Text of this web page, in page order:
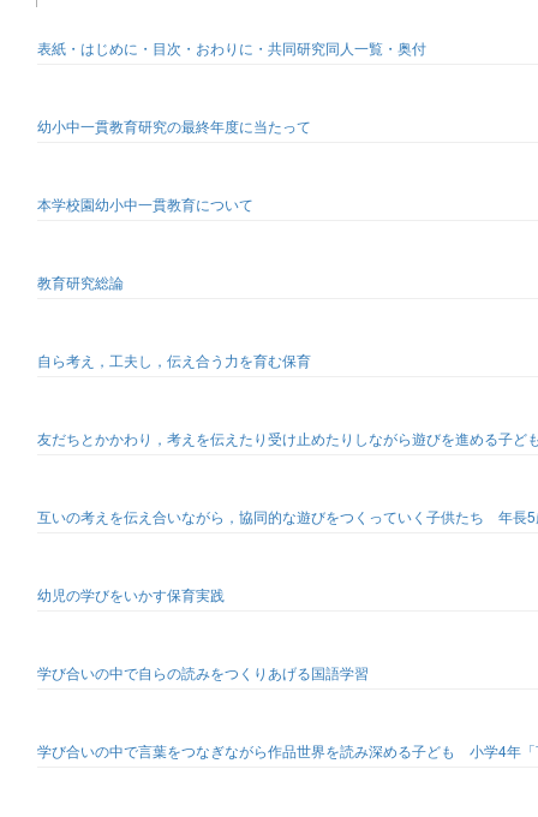
表紙・はじめに・目次・おわりに・共同研究同人一覧・奥付
幼小中一貫教育研究の最終年度に当たって
本学校園幼小中一貫教育について
教育研究総論
自ら考え，工夫し，伝え合う力を育む保育
友だちとかかわり，考えを伝えたり受け止めたりしながら遊びを進める子
互いの考えを伝え合いながら，協同的な遊びをつくっていく子供たち 年長
幼児の学びをいかす保育実践
学び合いの中で自らの読みをつくりあげる国語学習
学び合いの中で言葉をつなぎながら作品世界を読み深める子ども 小学4年